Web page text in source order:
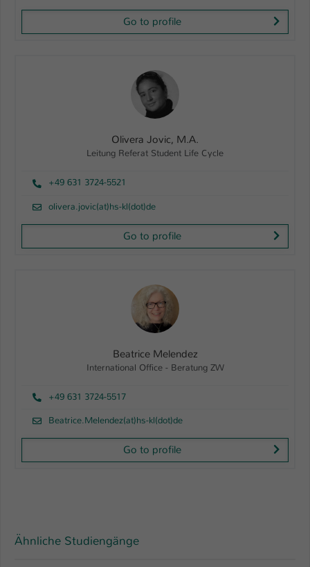
Go to profile
Olivera Jovic, M.A.
Leitung Referat Student Life Cycle
+49 631 3724-5521
olivera.jovic(at)hs-kl(dot)de
Go to profile
Beatrice Melendez
International Office - Beratung ZW
+49 631 3724-5517
Beatrice.Melendez(at)hs-kl(dot)de
Go to profile
Ähnliche Studiengänge